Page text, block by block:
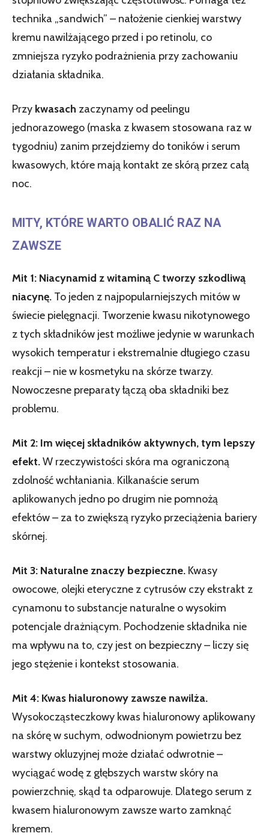
technika „sandwich” – nałożenie cienkiej warstwy
kremu nawilżającego przed i po retinolu, co
zmniejsza ryzyko podrażnienia przy zachowaniu
działania składnika.
Przy kwasach zaczynamy od peelingu
jednorazowego (maska z kwasem stosowana raz w
tygodniu) zanim przejdziemy do toników i serum
kwasowych, które mają kontakt ze skórą przez całą
noc.
MITY, KTÓRE WARTO OBALIĆ RAZ NA
ZAWSZE
Mit 1: Niacynamid z witaminą C tworzy szkodliwą
niacynę. To jeden z najpopularniejszych mitów w
świecie pielęgnacji. Tworzenie kwasu nikotynowego
z tych składników jest możliwe jedynie w warunkach
wysokich temperatur i ekstremalnie długiego czasu
reakcji – nie w kosmetyku na skórze twarzy.
Nowoczesne preparaty łączą oba składniki bez
problemu.
Mit 2: Im więcej składników aktywnych, tym lepszy
efekt.W rzeczywistości skóra ma ograniczoną
zdolność wchłaniania. Kilkanaście serum
aplikowanych jedno po drugim nie pomnożą
efektów – za to zwiększą ryzyko przeciążenia bariery
skórnej.
Mit 3: Naturalne znaczy bezpieczne. Kwasy
owocowe, olejki eteryczne z cytrusów czy ekstrakt z
cynamonu to substancje naturalne o wysokim
potencjale drażniącym. Pochodzenie składnika nie
ma wpływu na to, czy jest on bezpieczny – liczy się
jego stężenie i kontekst stosowania.
Mit 4: Kwas hialuronowy zawsze nawilża.
Wysokocząsteczkowy kwas hialuronowy aplikowany
na skórę w suchym, odwodnionym powietrzu bez
warstwy okluzyjnej może działać odwrotnie –
wyciągać wodę z głębszych warstw skóry na
powierzchnię, skąd ta odparowuje. Dlatego serum z
kwasem hialuronowym zawsze warto zamknąć
kremem.